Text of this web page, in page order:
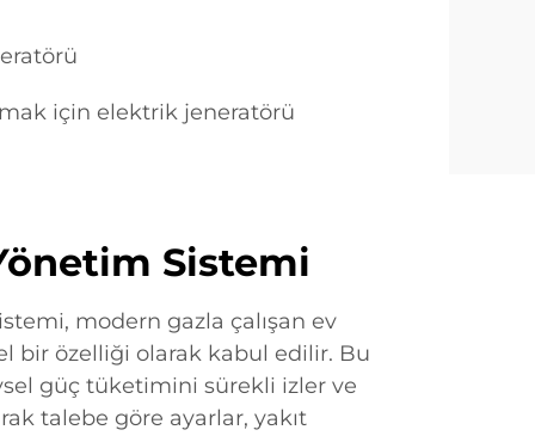
için elektrik jeneratörü
Sistemi
modern gazla çalışan ev
bir özelliği olarak kabul edilir. Bu
güç tüketimini sürekli izler ve
talebe göre ayarlar, yakıt